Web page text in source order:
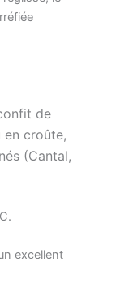
de
croûte,
(Cantal,
excellent